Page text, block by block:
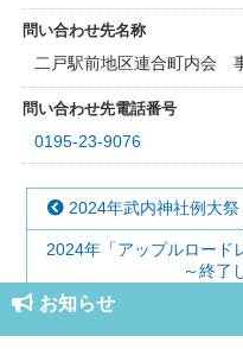
問い合わせ先名称
二戸駅前地区連合町内会
問い合わせ先電話番号
0195-23-9076
2024年武内神社例大
2024年「アップルロード
～終了
お知らせ